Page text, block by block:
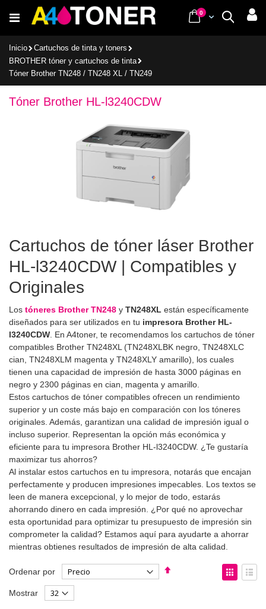
al
Buscar
Cart
0items
Inicio
Cartuchos de tinta y toners
BROTHER tóner y cartuchos de tinta
Tóner Brother TN248 / TN248 XL / TN249
Tóner Brother HL-l3240CDW
Cartuchos de tóner láser Brother
HL-l3240CDW | Compatibles y
Originales
Los tóneres Brother TN248 y TN248XL están específicamente
diseñados para ser utilizados en tu impresora Brother HL-
l3240CDW . En A4toner, te recomendamos los cartuchos de tóner
compatibles Brother TN248XL (TN248XLBK negro, TN248XLC
cian, TN248XLM magenta y TN248XLY amarillo), los cuales
tienen una capacidad de impresión de hasta 3000 páginas en
negro y 2300 páginas en cian, magenta y amarillo.
Estos cartuchos de tóner compatibles ofrecen un rendimiento
superior y un coste más bajo en comparación con los tóneres
originales. Además, garantizan una calidad de impresión igual o
incluso superior. Representan la opción más económica y
eficiente para tu impresora Brother HL-l3240CDW. ¿Te gustaría
maximizar tus ahorros?
Al instalar estos cartuchos en tu impresora, notarás que encajan
perfectamente y producen impresiones impecables. Los textos se
leen de manera excepcional, y lo mejor de todo, estarás
ahorrando dinero en cada impresión. ¿Por qué no aprovechar
esta oportunidad para optimizar tu presupuesto de impresión sin
comprometer la calidad? Estamos aquí para ayudarte a ahorrar
mientras obtienes resultados de impresión de alta calidad.
Ordenar por
Fijar
Ver
como
Mostrar